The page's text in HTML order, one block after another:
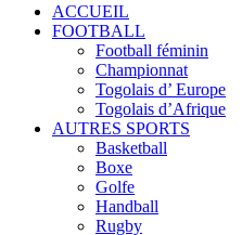
ACCUEIL
FOOTBALL
Football féminin
Championnat
Togolais d’ Europe
Togolais d’Afrique
AUTRES SPORTS
Basketball
Boxe
Golfe
Handball
Rugby